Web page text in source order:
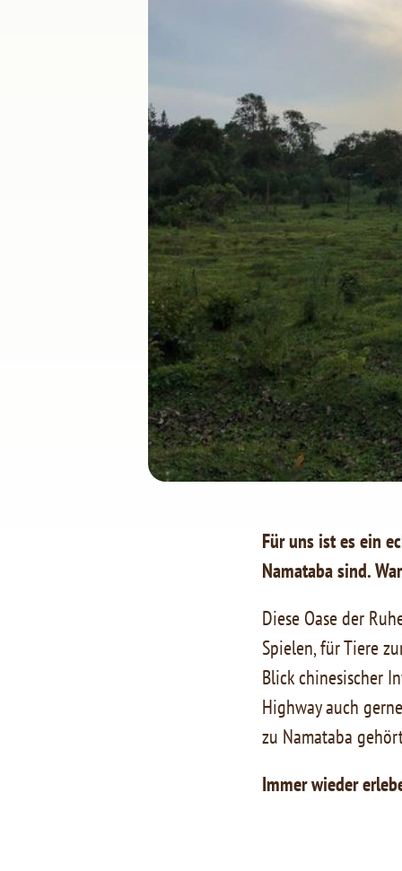
Für uns ist es ein
Namataba sind.
Diese Oase der
Spielen, für Tiere
Blick chinesischer
Highway auch
zu Namataba
Immer wieder